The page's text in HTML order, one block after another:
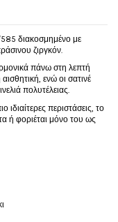
διακοσμημένο με
ζιργκόν.
πάνω στη λεπτή
ενώ οι σατινέ
πολυτέλειας.
ιδιαίτερες περιστάσεις, το
ή φοριέται μόνο του ως